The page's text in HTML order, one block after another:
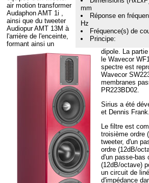
mm
Réponse en
Hz
Fréquence(s) de
Principe:
air motion transformer
Audaphon AMT 1i ,
ainsi que du tweeter
Audiopur AMT 13M à
l'arrière de l'enceinte,
formant ainsi un
dipole. La
le Wavecor
spectre est
Wavecor
membranes
PR223BD02.
Sirius a été
et Dennis Frank.
Le filtre est
troisième ordre
tweeter, d'un
ordre (12dB/
d'un passe-bas
(12dB/octave)
un circuit de
d'impédance